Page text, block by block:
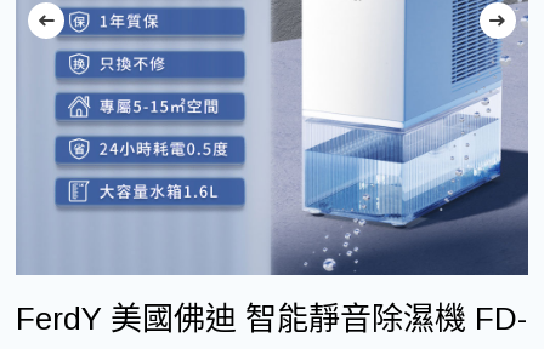
FerdY 美國佛迪 智能靜音除濕機 FD-